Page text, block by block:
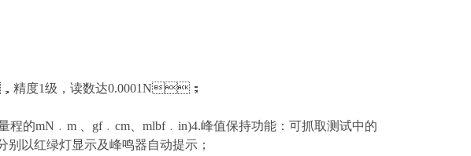
精度1级，读数达0.0001N；
的mN﹒m 、gf﹒cm、mlbf﹒in)4.峰值保持功能：可抓取测试中的
以红绿灯显示及峰鸣器自动提示；